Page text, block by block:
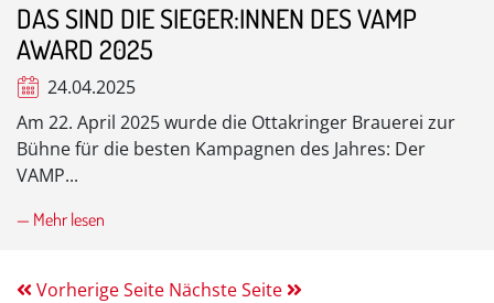
DAS SIND DIE SIEGER:INNEN DES VAMP
AWARD 2025
24.04.2025
Am 22. April 2025 wurde die Ottakringer Brauerei zur
Bühne für die besten Kampagnen des Jahres: Der
VAMP...
— Mehr lesen
Vorherige Seite Nächste Seite